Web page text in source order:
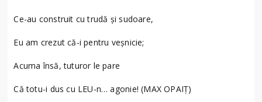
Ce-au construit cu trudă și sudoare,
Eu am crezut că-i pentru veșnicie;
Acuma însă, tuturor le pare
Că totu-i dus cu LEU-n… agonie! (MAX OPAIȚ)